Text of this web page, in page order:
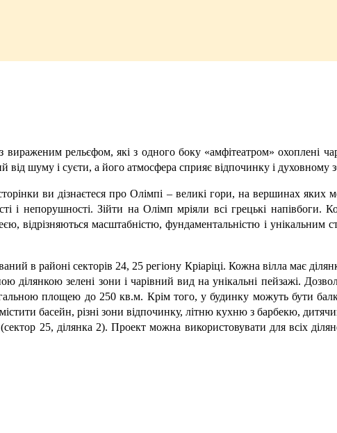
вираженим рельєфом, які з одного боку «амфітеатром» охоплені
шуму і суєти, а його атмосфера сприяє відпочинку і духовному
ви дізнаєтеся про Олімпі – великі гори, на вершинах яких
і непорушності. Зійти на Олімп мріяли всі грецькі
відрізняються масштабністю, фундаментальністю і
в районі секторів 24, 25 регіону Кріаріці. Кожна вілла має
ділянкою зелені зони і чарівний вид на унікальні пейзажі.
площею до 250 кв.м. Крім того, у будинку можуть бути
басейн, різні зони відпочинку, літню кухню з барбекю,
25, ділянка 2). Проект можна використовувати для всіх